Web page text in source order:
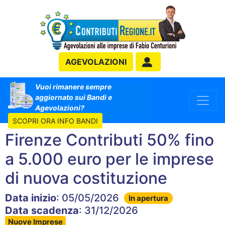
AGEVOLAZIONI
Vuoi rimanere sempre
aggiornato sui Bandi e
Agevolazioni?
SCOPRI ORA INFO BANDI
Firenze Contributi 50% fino
a 5.000 euro per le imprese
di nuova costituzione
Data inizio: 05/05/2026 In apertura
Data scadenza: 31/12/2026
Nuove Imprese